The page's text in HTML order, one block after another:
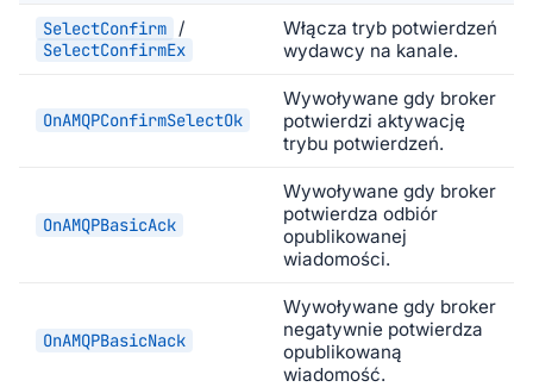
SelectConfirm /
SelectConfirmEx
Włącza tryb potwierdzeń
wydawcy na kanale.
OnAMQPConfirmSelectOk
Wywoływane gdy broker
potwierdzi aktywację
trybu potwierdzeń.
OnAMQPBasicAck
Wywoływane gdy broker
potwierdza odbiór
opublikowanej
wiadomości.
OnAMQPBasicNack
Wywoływane gdy broker
negatywnie potwierdza
opublikowaną
wiadomość.